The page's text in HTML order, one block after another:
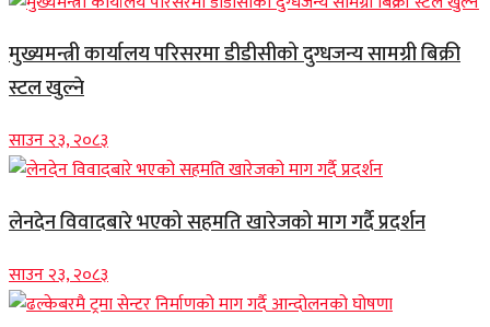
मुख्यमन्त्री कार्यालय परिसरमा डीडीसीको दुग्धजन्य सामग्री बिक्री
स्टल खुल्ने
साउन २३, २०८३
लेनदेन विवादबारे भएको सहमति खारेजको माग गर्दै प्रदर्शन
साउन २३, २०८३